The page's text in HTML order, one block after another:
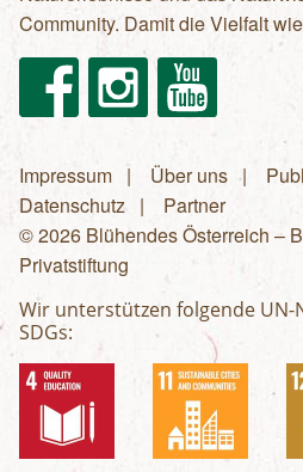
Community. Damit die Vielfalt
FacebookInstagram Youtube
Fußzeilenmenü
Impressum Über uns
Datenschutz
Partner
© 2026 Blühendes Österreich –
Privatstiftung
Wir unterstützen folgende UN-
SDGs: